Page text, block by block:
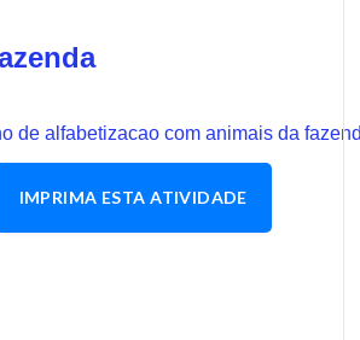
IMPRIMA ESTA ATIVIDADE